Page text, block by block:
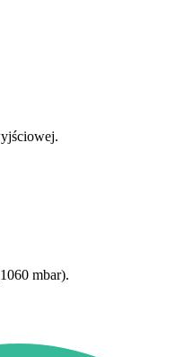
mbar).